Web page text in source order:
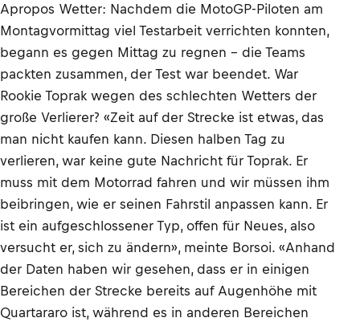
Apropos Wetter: Nachdem die MotoGP-Piloten am
Montagvormittag viel Testarbeit verrichten konnten,
begann es gegen Mittag zu regnen – die Teams
packten zusammen, der Test war beendet. War
Rookie Toprak wegen des schlechten Wetters der
große Verlierer? «Zeit auf der Strecke ist etwas, das
man nicht kaufen kann. Diesen halben Tag zu
verlieren, war keine gute Nachricht für Toprak. Er
muss mit dem Motorrad fahren und wir müssen ihm
beibringen, wie er seinen Fahrstil anpassen kann. Er
ist ein aufgeschlossener Typ, offen für Neues, also
versucht er, sich zu ändern», meinte Borsoi. «Anhand
der Daten haben wir gesehen, dass er in einigen
Bereichen der Strecke bereits auf Augenhöhe mit
Quartararo ist, während es in anderen Bereichen